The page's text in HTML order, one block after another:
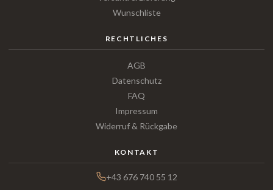
Wunschliste
RECHTLICHES
AGB
Datenschutz
FAQ
Impressum
Widerruf & Rückgabe
KONTAKT
+43 676 740 55 12